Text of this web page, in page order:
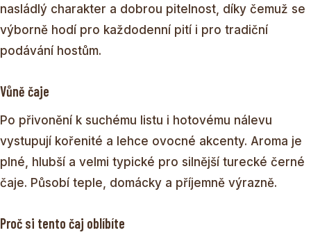
nasládlý charakter a dobrou pitelnost, díky čemuž se
výborně hodí pro každodenní pití i pro tradiční
podávání hostům.
Vůně čaje
Po přivonění k suchému listu i hotovému nálevu
vystupují kořenité a lehce ovocné akcenty. Aroma je
plné, hlubší a velmi typické pro silnější turecké černé
čaje. Působí teple, domácky a příjemně výrazně.
Proč si tento čaj oblíbíte